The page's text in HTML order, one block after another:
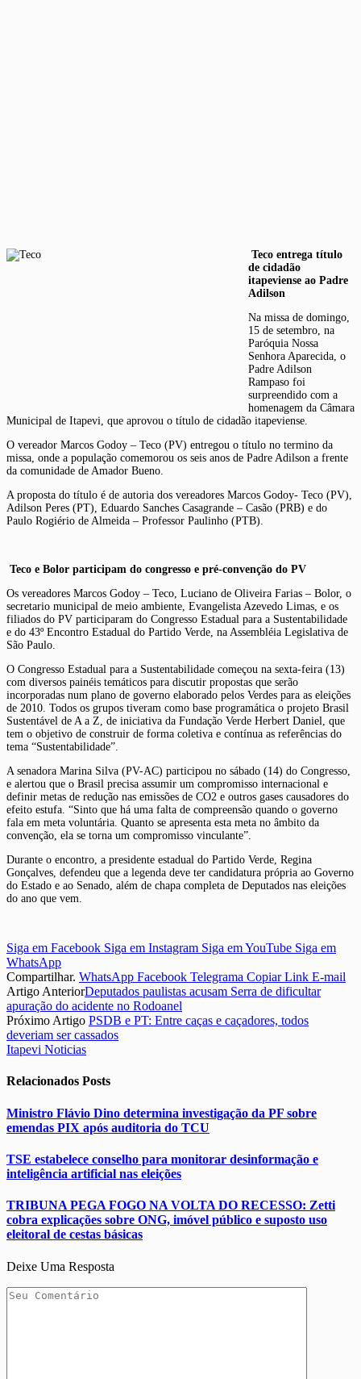
Teco entrega título
de cidadão
itapeviense ao Padre
Adilson
Na missa de domingo,
15 de setembro, na
Paróquia Nossa
Senhora Aparecida, o
Padre Adilson
Rampaso foi
surpreendido com a
homenagem da Câmara
Municipal de Itapevi, que aprovou o título de cidadão itapeviense.
O vereador Marcos Godoy – Teco (PV) entregou o título no termino da
missa, onde a população comemorou os seis anos de Padre Adilson a frente
da comunidade de Amador Bueno.
A proposta do título é de autoria dos vereadores Marcos Godoy- Teco (PV),
Adilson Peres (PT), Eduardo Sanches Casagrande – Casão (PRB) e do
Paulo Rogiério de Almeida – Professor Paulinho (PTB).
Teco e Bolor participam do congresso e pré-convenção do PV
Os vereadores Marcos Godoy – Teco, Luciano de Oliveira Farias – Bolor, o
secretario municipal de meio ambiente, Evangelista Azevedo Limas, e os
filiados do PV participaram do Congresso Estadual para a Sustentabilidade
e do 43º Encontro Estadual do Partido Verde, na Assembléia Legislativa de
São Paulo.
O Congresso Estadual para a Sustentabilidade começou na sexta-feira (13)
com diversos painéis temáticos para discutir propostas que serão
incorporadas num plano de governo elaborado pelos Verdes para as eleições
de 2010. Todos os grupos tiveram como base programática o projeto Brasil
Sustentável de A a Z, de iniciativa da Fundação Verde Herbert Daniel, que
tem o objetivo de construir de forma coletiva e contínua as referências do
tema “Sustentabilidade”.
A senadora Marina Silva (PV-AC) participou no sábado (14) do Congresso,
e alertou que o Brasil precisa assumir um compromisso internacional e
definir metas de redução nas emissões de CO2 e outros gases causadores do
efeito estufa. “Sinto que há uma falta de compreensão quando o governo
fala em meta voluntária. Quanto se apresenta esta meta no âmbito da
convenção, ela se torna um compromisso vinculante”.
Durante o encontro, a presidente estadual do Partido Verde, Regina
Gonçalves, defendeu que a legenda deve ter candidatura própria ao Governo
do Estado e ao Senado, além de chapa completa de Deputados nas eleições
do ano que vem.
Siga em Facebook Siga em Instagram Siga em YouTube Siga em
WhatsApp
Compartilhar. WhatsApp Facebook Telegrama Copiar Link E-mail
Artigo AnteriorDeputados paulistas acusam Serra de dificultar
apuração do acidente no Rodoanel
Próximo Artigo PSDB e PT: Entre caças e caçadores, todos
deveriam ser cassados
Itapevi Noticias
Relacionados Posts
Ministro Flávio Dino determina investigação da PF sobre
emendas PIX após auditoria do TCU
TSE estabelece conselho para monitorar desinformação e
inteligência artificial nas eleições
TRIBUNA PEGA FOGO NA VOLTA DO RECESSO: Zetti
cobra explicações sobre ONG, imóvel público e suposto uso
eleitoral de cestas básicas
Deixe Uma Resposta